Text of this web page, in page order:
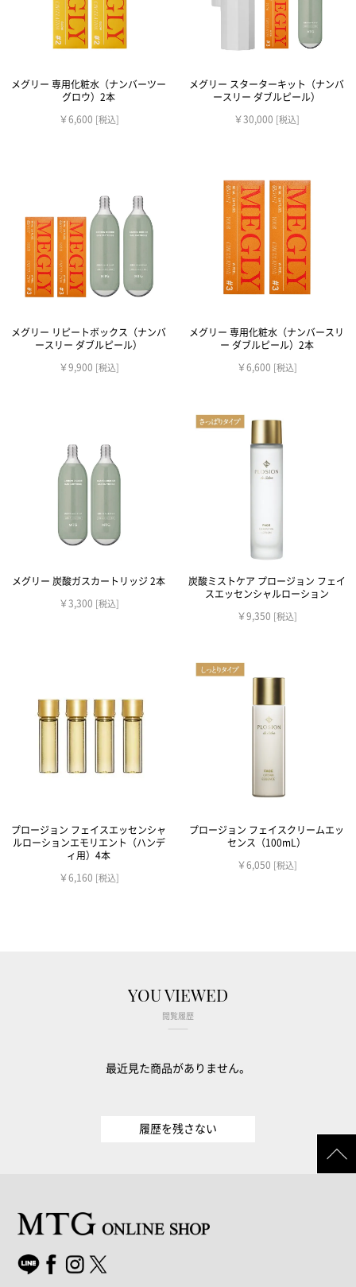
メグリー 専用化粧水（ナンバーツー
グロウ）2本
￥6,600 [税込]
メグリー スターターキット（ナンバ
ースリー ダブルピール）
￥30,000 [税込]
メグリー リピートボックス（ナンバ
ースリー ダブルピール）
￥9,900 [税込]
メグリー 専用化粧水（ナンバースリ
ー ダブルピール）2本
￥6,600 [税込]
メグリー 炭酸ガスカートリッジ 2本
￥3,300 [税込]
炭酸ミストケア プロージョン フェイ
スエッセンシャルローション
￥9,350 [税込]
プロージョン フェイスエッセンシャ
ルローションエモリエント（ハンデ
ィ用）4本
￥6,160 [税込]
プロージョン フェイスクリームエッ
センス（100mL）
￥6,050 [税込]
YOU VIEWED
閲覧履歴
最近見た商品がありません。
履歴を残さない